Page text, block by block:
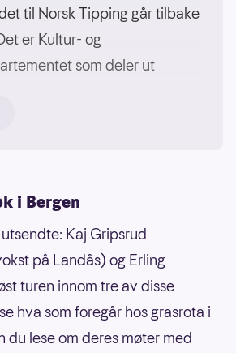
til Norsk Tipping går tilbake
er Kultur- og
som deler ut
på 8 milliarder kroner
i Bergen
Kaj Gripsrud
på Landås) og Erling
turen innom tre av disse
hva som foregår hos grasrota i
du lese om deres møter med